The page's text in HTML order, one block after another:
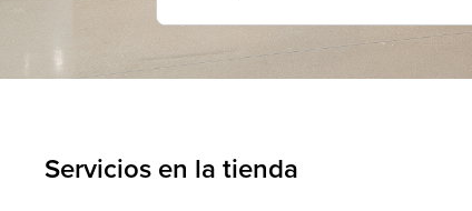
Servicios en la tienda